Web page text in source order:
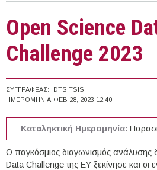
Open Science
Challenge 2023
ΣΥΓΓΡΑΦΈΑΣ:
DTSITSIS
ΗΜΕΡΟΜΗΝΊΑ: ΦΕΒ 28, 2023 12:40
Καταληκτική Ημερομηνία:
Ο παγκόσμιος διαγωνισμός
Data Challenge της EY ξεκίνησε και οι